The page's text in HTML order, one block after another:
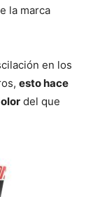
la marca
en los
esto hace
del que